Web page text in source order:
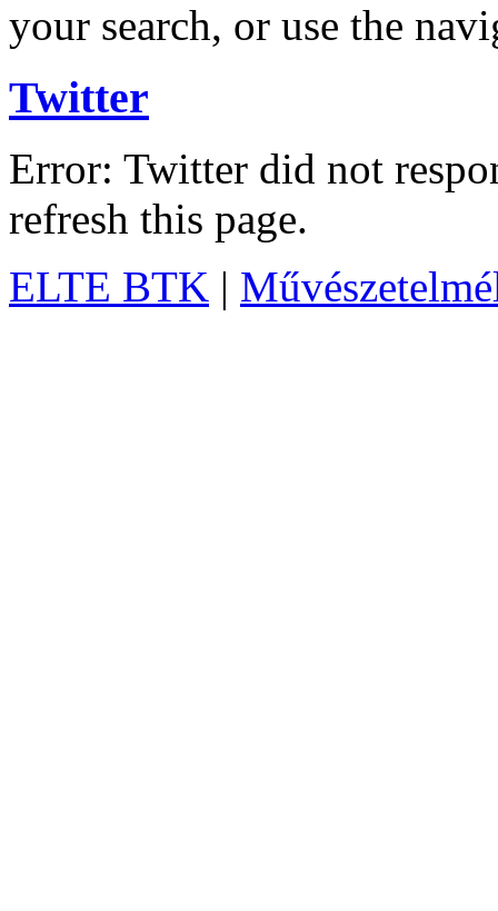
your search, or use the
Twitter
Error: Twitter did not
refresh this page.
ELTE BTK |